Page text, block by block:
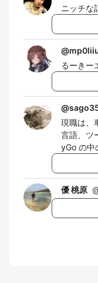
ニッチな
@
るーきー
@
現職は、
言語、ツ
yGo の中
優 桃原